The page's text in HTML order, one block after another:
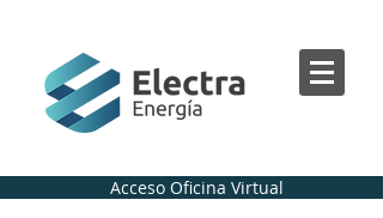
Acceso Oficina Virtual